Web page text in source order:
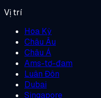
Vị trí
Hoa Kỳ
Châu Âu
Châu Á
Ams-tơ-đam
Luân Đôn
Dubai
Singapore